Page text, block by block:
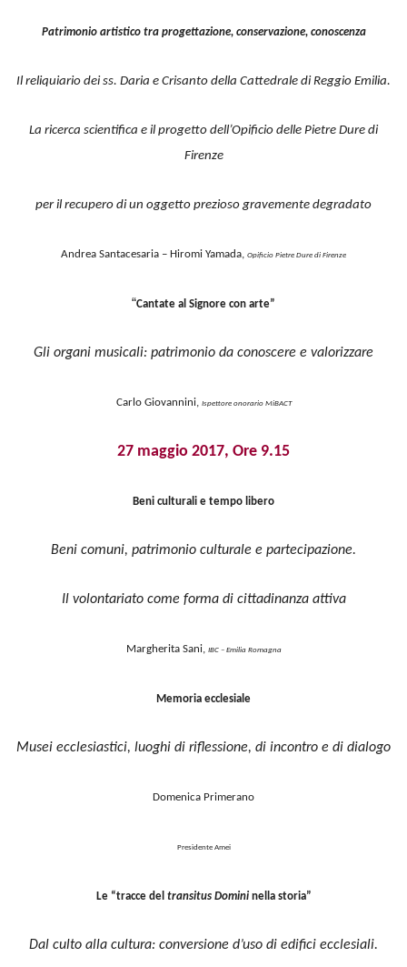
Patrimonio artistico tra progettazione, conservazione, conoscenza
Il reliquiario dei ss. Daria e Crisanto della Cattedrale di Reggio Emilia.
La ricerca scientifica e il progetto dell’Opificio delle Pietre Dure di
Firenze
per il recupero di un oggetto prezioso gravemente degradato
Andrea Santacesaria – Hiromi Yamada, Opificio Pietre Dure di Firenze
“Cantate al Signore con arte”
Gli organi musicali: patrimonio da conoscere e valorizzare
Carlo Giovannini, Ispettore onorario MiBACT
27 maggio 2017, Ore 9.15
Beni culturali e tempo libero
Beni comuni, patrimonio culturale e partecipazione.
Il volontariato come forma di cittadinanza attiva
Margherita Sani, IBC – Emilia Romagna
Memoria ecclesiale
Musei ecclesiastici, luoghi di riflessione, di incontro e di dialogo
Domenica Primerano
Presidente Amei
Le “tracce del transitus Domininella storia”
Dal culto alla cultura: conversione d’uso di edifici ecclesiali.